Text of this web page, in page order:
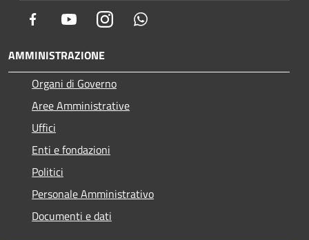
Facebook YoutubeInstagram
AMMINISTRAZIONE
Organi di Governo
Aree Amministrative
Uffici
Enti e fondazioni
Politici
Personale Amministrativo
Documenti e dati